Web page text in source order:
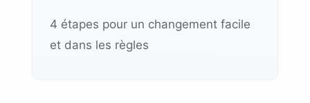
4 étapes pour un changement facile
et dans les règles